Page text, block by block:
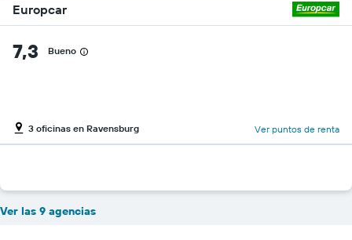
Europcar
7,3 Bueno
3 oficinas en Ravensburg Ver puntos de renta
Ver las 9 agencias